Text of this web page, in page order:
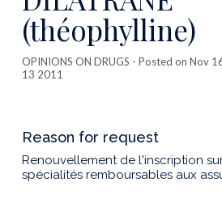
(théophylline)
OPINIONS ON DRUGS - Posted on Nov
13 2011
Reason for request
Renouvellement de l'inscription
spécialités remboursables aux